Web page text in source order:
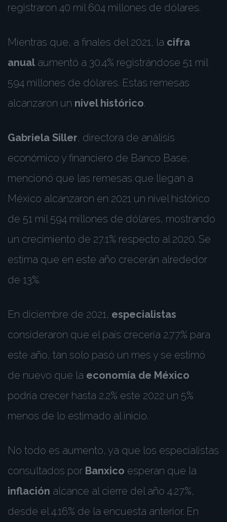
registraron 40 mil 604 millones de dólares.
Mientras que, a finales del 2021, la cifra
anual aumentó a 30.4% registrándose 51 mil
594 millones de dólares. Estas remesas
alcanzaron un nivel histórico.
Gabriela Siller, directora de análisis
económico y financiero de Banco Base,
mencionó que las remesas que llegan a
México alcanzaron en 2021 un nivel histórico
de 51 mil 594 millones de dólares, mostrando
un crecimiento de 27.1% respecto al 2020. Se
estima que en este año crecerán alrededor
de 13%.
En diciembre de 2021, especialistas
consideraron que el país crecería 2.77% para
este año, tan solo pasó un mes y se estimó
de nuevo que la economía de México
podría crecer hasta 2.2% este 2022 un 5%
menos de lo estimado al inicio.
No todo es aumento, ya que los especialistas
consultados por Banxico esperan que la
inflación alcance al cierre del año 4.27%,
desde el 4.16% de la encuesta anterior. En